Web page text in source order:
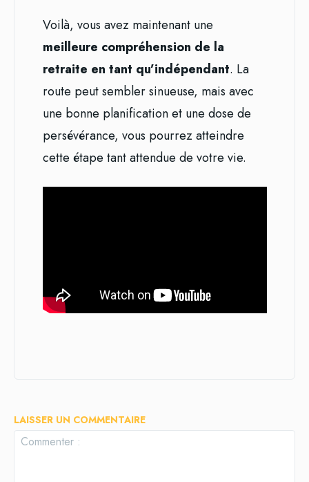
Voilà, vous avez maintenant une
meilleure compréhension de la
retraite en tant qu’indépendant. La
route peut sembler sinueuse, mais avec
une bonne planification et une dose de
persévérance, vous pourrez atteindre
cette étape tant attendue de votre vie.
LAISSER UN COMMENTAIRE